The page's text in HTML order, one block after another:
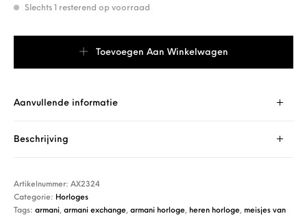
Slechts 1 resterend op voorraad
Toevoegen Aan Winkelwagen
Aanvullende informatie
Beschrijving
Artikelnummer:AX2324
Categorie: Horloges
Tags:armani,armani exchange,armani horloge, heren horloge, meisjes van